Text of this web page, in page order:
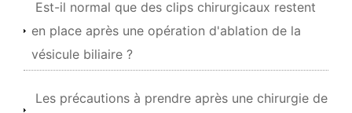
Est-il normal que des clips chirurgicaux restent
en place après une opération d'ablation de la
vésicule biliaire ?
Les précautions à prendre après une chirurgie de